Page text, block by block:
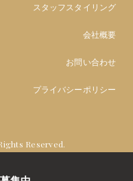
スタッフスタイリング
会社概要
お問い合わせ
プライバシーポリシー
Reserved.